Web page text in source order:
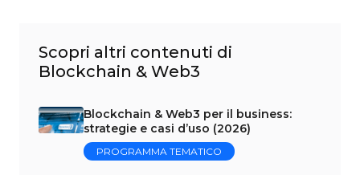
Scopri altri contenuti di
Blockchain & Web3
Blockchain & Web3 per il business:
strategie e casi d’uso (2026)
PROGRAMMA TEMATICO